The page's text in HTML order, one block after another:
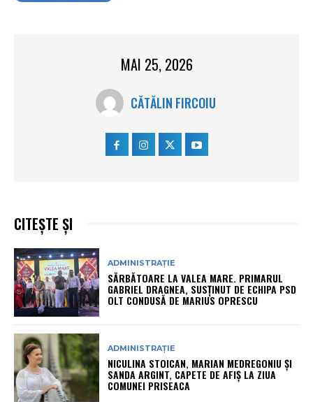
MAI 25, 2026
CĂTĂLIN FIRCOIU
CITEȘTE ȘI
ADMINISTRAȚIE
SĂRBĂTOARE LA VALEA MARE. PRIMARUL
GABRIEL DRAGNEA, SUSȚINUT DE ECHIPA PSD
OLT CONDUSĂ DE MARIUS OPRESCU
ADMINISTRAȚIE
NICULINA STOICAN, MARIAN MEDREGONIU ȘI
SANDA ARGINT, CAPETE DE AFIȘ LA ZIUA
COMUNEI PRISEACA